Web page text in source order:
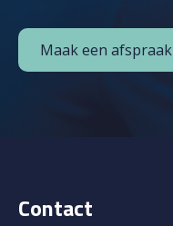
Maak een afspraak
Contact